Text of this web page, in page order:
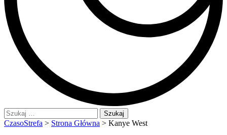
Szukaj:
CzasoStrefa > Strona Główna > Kanye West